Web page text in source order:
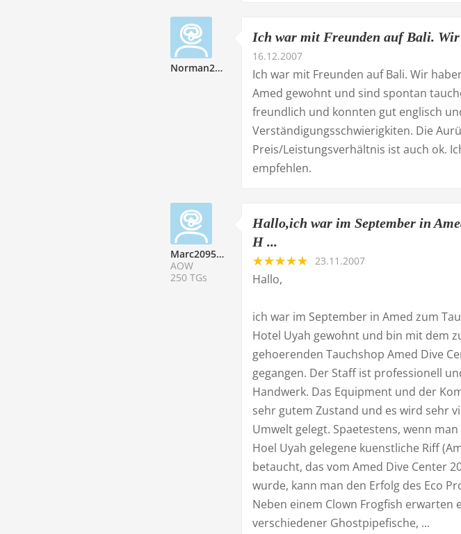
Norman209524
Ich war mit Freunden auf Bali. Wir
16.12.2007
Ich war mit Freunden auf Bali. Wir
Amed gewohnt und sind spontan
freundlich und konnten gut englisch
Verständigungsschwierigkiten. Die
Preis/Leistungsverhältnis ist auch ok.
empfehlen.
Marc209523
AOW
250 TGs
Hallo,ich war im September in
H ...
23.11.2007
Hallo,
ich war im September in Amed zum
Hotel Uyah gewohnt und bin mit dem
gehoerenden Tauchshop Amed Dive
gegangen. Der Staff ist professionell
Handwerk. Das Equipment und der
sehr gutem Zustand und es wird sehr
Umwelt gelegt. Spaetestens, wenn
Hoel Uyah gelegene kuenstliche Riff
betaucht, das vom Amed Dive Center
wurde, kann man den Erfolg des Eco
Neben einem Clown Frogfish erwarten
verschiedener Ghostpipefische, ...